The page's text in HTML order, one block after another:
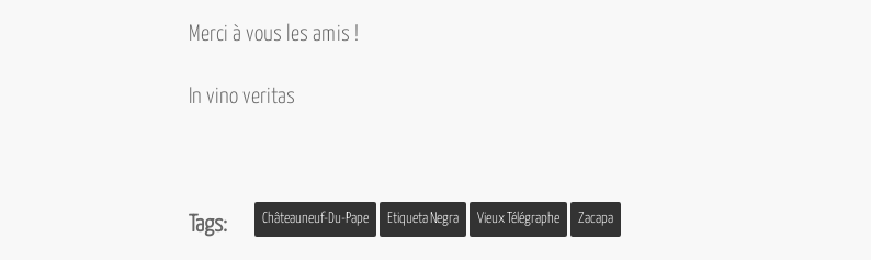
Merci à vous les amis !
In vino veritas
Tags: Châteauneuf-Du-Pape Etiqueta Negra Vieux Télégraphe Zacapa